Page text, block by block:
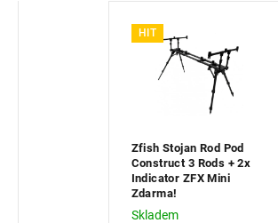
HIT
Zfish Stojan Rod Pod
Construct 3 Rods + 2x
Indicator ZFX Mini
Zdarma!
Skladem